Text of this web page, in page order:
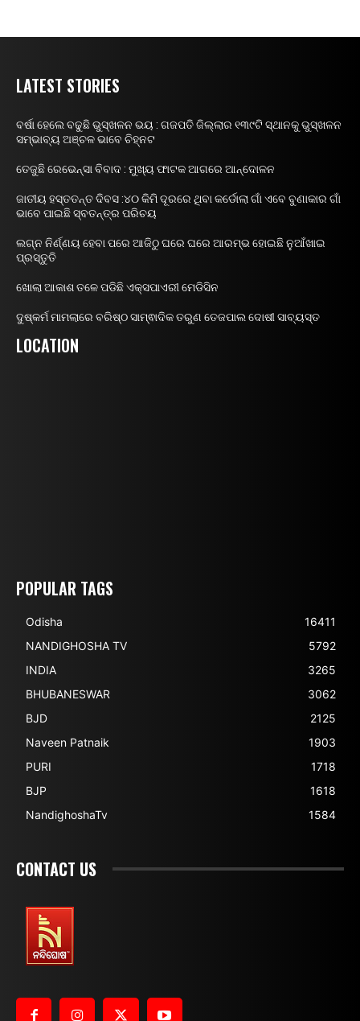
LATEST STORIES
ବର୍ଷା ହେଲେ ବଢୁଛି ଭୁସ୍ଖଳନ ଭୟ : ଗଜପତି ଜିଲ୍ଲାର ୧୩୯ଟି ସ୍ଥାନକୁ ଭୁସ୍ଖଳନ
ସମ୍ଭାବ୍ୟ ଅଞ୍ଚଳ ଭାବେ ଚିହ୍ନଟ
ତେଜୁଛି ରେଭେନ୍ସା ବିବାଦ : ମୁଖ୍ୟ ଫାଟକ ଆଗରେ ଆନ୍ଦୋଳନ
ଜାତୀୟ ହସ୍ତତନ୍ତ ଦିବସ :୪୦ କିମି ଦୂରରେ ଥିବା କର୍ଡୋଲା ଗାଁ ଏବେ ବୁଣାକାର ଗାଁ
ଭାବେ ପାଇଛି ସ୍ବତନ୍ତ୍ର ପରିଚୟ
ଲଗ୍ନ ନିର୍ଣ୍ଣୟ ହେବା ପରେ ଆଜିଠୁ ଘରେ ଘରେ ଆରମ୍ଭ ହୋଇଛି ନୁଆଁଖାଇ
ପ୍ରସ୍ତୁତି
ଖୋଲା ଆକାଶ ତଳେ ପଡିଛି ଏକ୍ସପାଏରୀ ମେଡିସିନ
ଦୁଷ୍କର୍ମ ମାମଲାରେ ବରିଷ୍ଠ ସାମ୍ଵାଦିକ ତରୁଣ ତେଜପାଲ ଦୋଷୀ ସାବ୍ୟସ୍ତ
LOCATION
POPULAR TAGS
Odisha
16411
NANDIGHOSHA TV
5792
INDIA
3265
BHUBANESWAR
3062
BJD
2125
Naveen Patnaik
1903
PURI
1718
BJP
1618
NandighoshaTv
1584
CONTACT US